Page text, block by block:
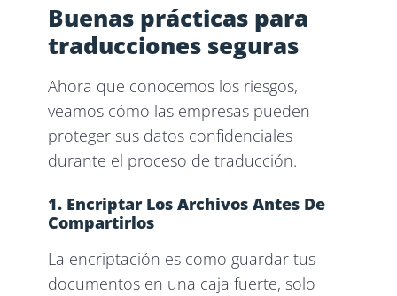
Buenas prácticas para
traducciones seguras
Ahora que conocemos los riesgos,
veamos cómo las empresas pueden
proteger sus datos confidenciales
durante el proceso de traducción.
1. Encriptar Los Archivos Antes De
Compartirlos
La encriptación es como guardar tus
documentos en una caja fuerte, solo